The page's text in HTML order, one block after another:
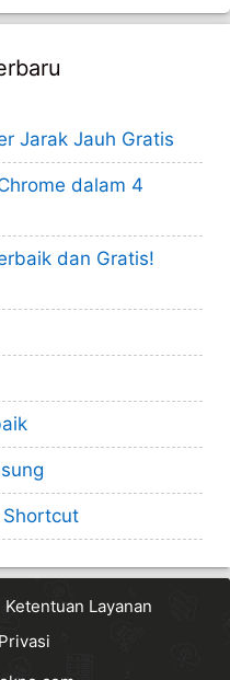
Jarak Jauh Gratis
dalam 4
dan Gratis!
Shortcut
Ketentuan Layanan